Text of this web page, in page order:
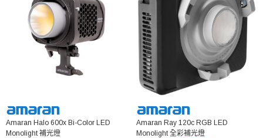
Amaran Halo 600x Bi-Color LED
Monolight 補光燈
Amaran Ray 120c RGB LED
Monolight 全彩補光燈